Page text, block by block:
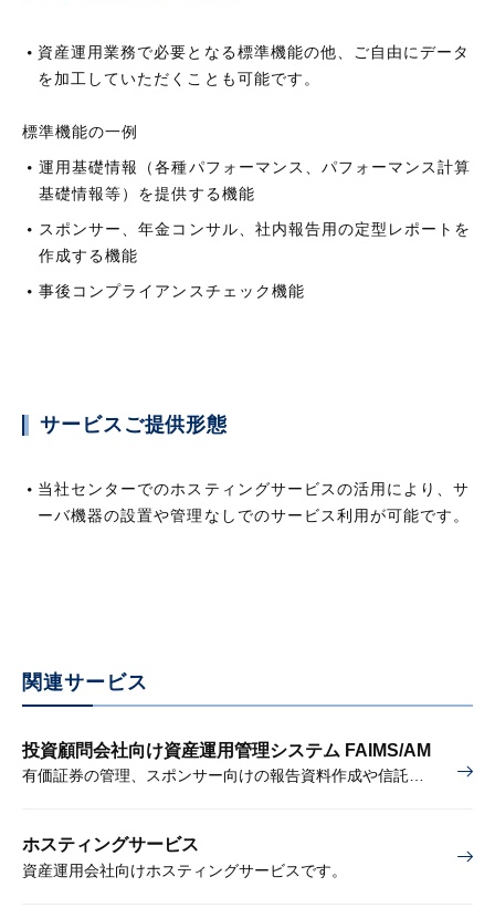
資産運用業務で必要となる標準機能の他、ご自由にデータ
を加工していただくことも可能です。
標準機能の一例
運用基礎情報（各種パフォーマンス、パフォーマンス計算
基礎情報等）を提供する機能
スポンサー、年金コンサル、社内報告用の定型レポートを
作成する機能
事後コンプライアンスチェック機能
サービスご提供形態
当社センターでのホスティングサービスの活用により、サ
ーバ機器の設置や管理なしでのサービス利用が可能です。
関連サービス
投資顧問会社向け資産運用管理システム FAIMS/AM
有価証券の管理、スポンサー向けの報告資料作成や信託銀行との照合等をサポートします。
ホスティングサービス
資産運用会社向けホスティングサービスです。